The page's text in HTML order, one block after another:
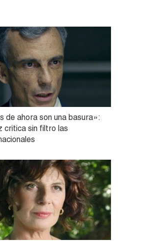
de ahora son una basura»:
critica sin filtro las